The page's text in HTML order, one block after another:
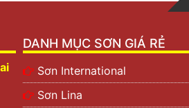
DANH MỤC SƠN GIÁ RẺ
Sơn International
Sơn Lina